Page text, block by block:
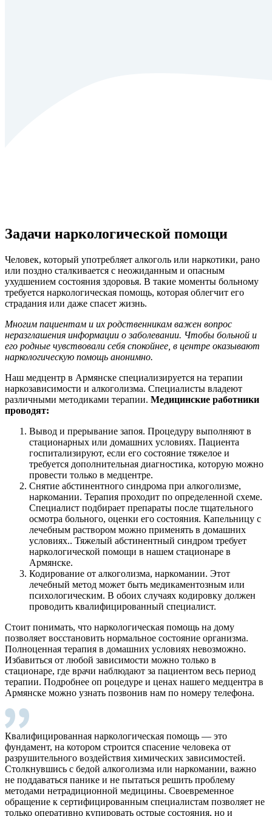
Задачи наркологической помощи
Человек, который употребляет алкоголь или наркотики, рано
или поздно сталкивается с неожиданным и опасным
ухудшением состояния здоровья. В такие моменты больному
требуется наркологическая помощь, которая облегчит его
страдания или даже спасет жизнь.
Многим пациентам и их родственникам важен вопрос
неразглашения информации о заболевании. Чтобы больной и
его родные чувствовали себя спокойнее, в центре оказывают
наркологическую помощь анонимно.
Наш медцентр в Армянске специализируется на терапии
наркозависимости и алкоголизма. Специалисты владеют
различными методиками терапии. Медицинские работники
проводят:
Вывод и прерывание запоя. Процедуру выполняют в
стационарных или домашних условиях. Пациента
госпитализируют, если его состояние тяжелое и
требуется дополнительная диагностика, которую можно
провести только в медцентре.
Снятие абстинентного синдрома при алкоголизме,
наркомании. Терапия проходит по определенной схеме.
Специалист подбирает препараты после тщательного
осмотра больного, оценки его состояния. Капельницу с
лечебным раствором можно применять в домашних
условиях.. Тяжелый абстинентный синдром требует
наркологической помощи в нашем стационаре в
Армянске.
Кодирование от алкоголизма, наркомании. Этот
лечебный метод может быть медикаментозным или
психологическим. В обоих случаях кодировку должен
проводить квалифицированный специалист.
Стоит понимать, что наркологическая помощь на дому
позволяет восстановить нормальное состояние организма.
Полноценная терапия в домашних условиях невозможно.
Избавиться от любой зависимости можно только в
стационаре, где врачи наблюдают за пациентом весь период
терапии. Подробнее оп роцедуре и ценах нашего медцентра в
Армянске можно узнать позвонив нам по номеру телефона.
Квалифицированная наркологическая помощь — это
фундамент, на котором строится спасение человека от
разрушительного воздействия химических зависимостей.
Столкнувшись с бедой алкоголизма или наркомании, важно
не поддаваться панике и не пытаться решить проблему
методами нетрадиционной медицины. Своевременное
обращение к сертифицированным специалистам позволяет не
только оперативно купировать острые состояния, но и